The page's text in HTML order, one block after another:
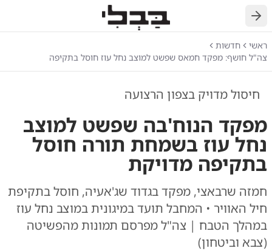
חזרה
ראשי
חדשות
צה"ל חושף: מפקד חמאס שפשט למוצב נחל עוז חוסל בתקיפה
חיסול מדויק בצפון הרצועה
מפקד הנוח'בה שפשט למוצב
נחל עוז בשמחת תורה חוסל
בתקיפה מדויקת
חמזה שרבאצי, מפקד בגדוד שג'אעיה, חוסל בתקיפת
חיל האוויר • המחבל תועד במיגונית במוצב נחל עוז
במהלך הטבח | צה"ל מפרסם תמונות מהפשיטה
(צבא וביטחון)